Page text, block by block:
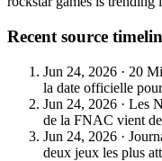
Recent source
Jun 24, 2026 · 20
la date officielle
Jun 24, 2026 · Les
de la FNAC vient
Jun 24, 2026 ·
deux jeux les plus